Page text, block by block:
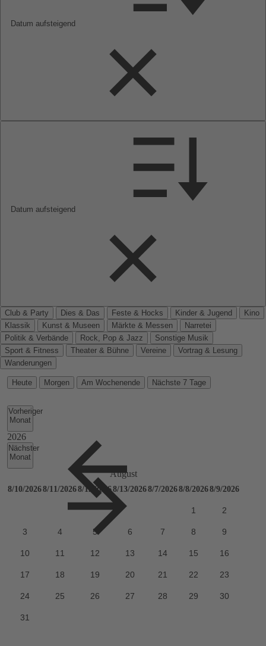
Datum aufsteigend
Datum aufsteigend
Club & Party Dies & Das Feste & Hocks Kinder & Jugend
Kino
Klassik
Kunst & Museen Märkte & Messen
Narretei
Politik & Verbände
Rock, Pop & Jazz
Sonstige Musik
Sport & Fitness
Theater & Bühne Vereine
Vortrag & Lesung
Wanderungen
Heute Morgen Am Wochenende Nächste 7 Tage
Vorheriger
Monat
Nächster
Monat